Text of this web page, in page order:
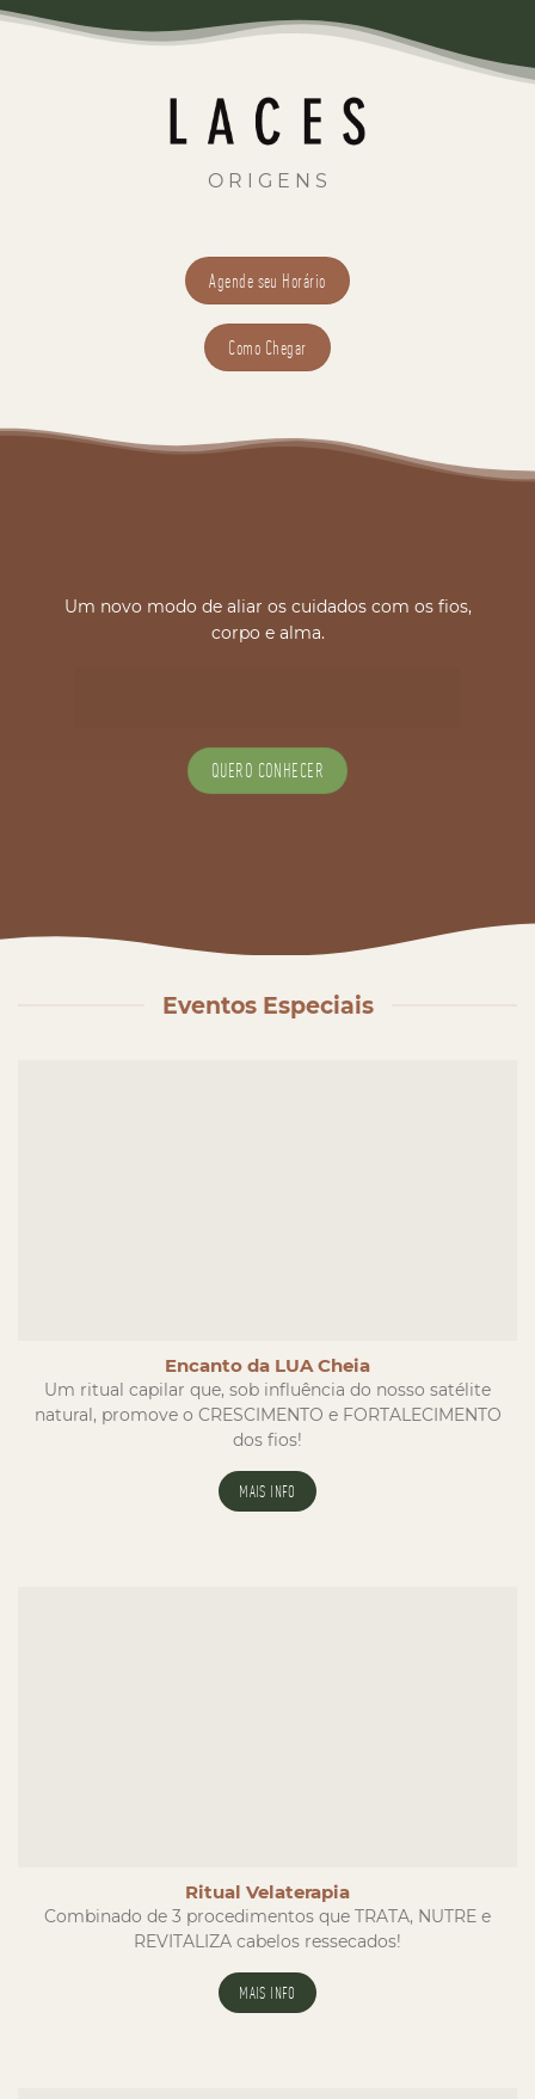
O R I G E N S
Agende seu Horário
Como Chegar
Um novo modo de aliar os cuidados com os fios,
corpo e alma.
QUERO CONHECER
Eventos Especiais
Encanto da LUA Cheia
Um ritual capilar que, sob influência do nosso satélite
natural, promove o CRESCIMENTO e FORTALECIMENTO
dos fios!
MAIS INFO
Ritual Velaterapia
Combinado de 3 procedimentos que TRATA, NUTRE e
REVITALIZA cabelos ressecados!
MAIS INFO